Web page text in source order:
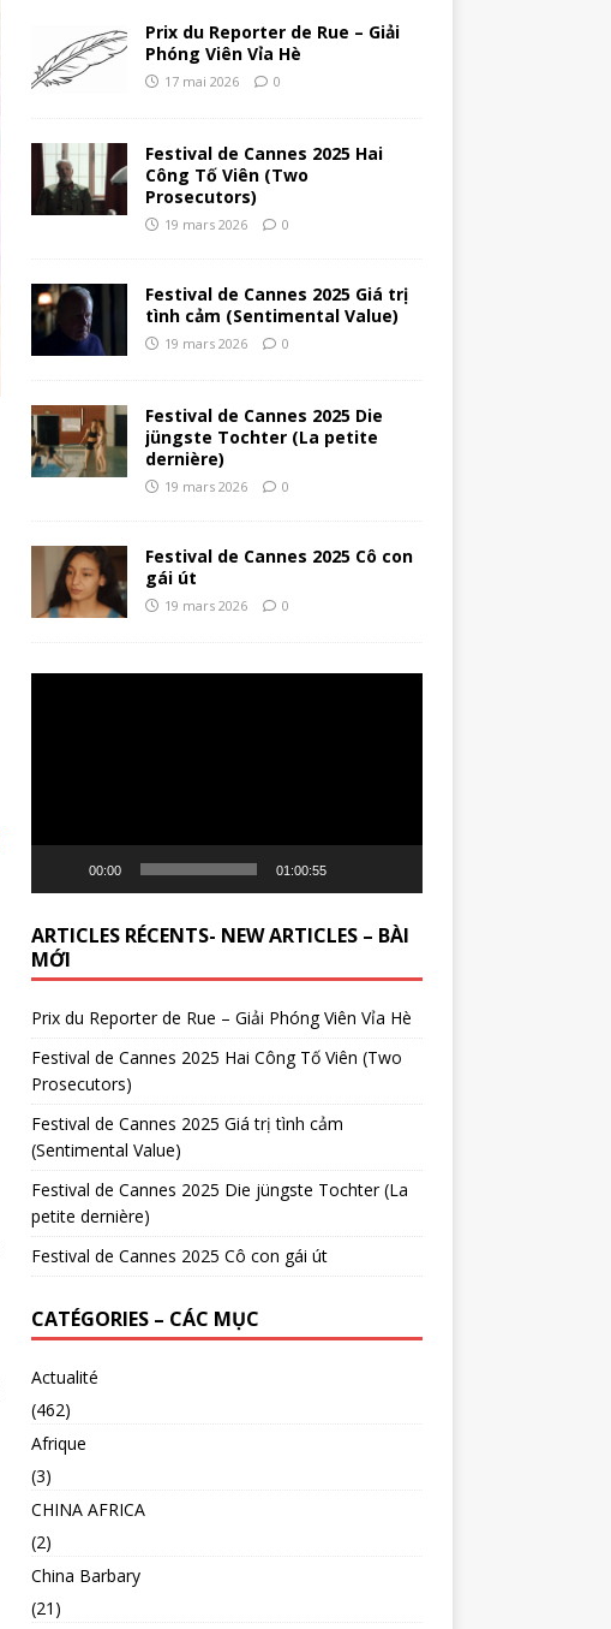
Prix du Reporter de Rue – Giải
Phóng Viên Vỉa Hè
17 mai 2026 0
Festival de Cannes 2025 Hai
Công Tố Viên (Two
Prosecutors)
19 mars 2026 0
Festival de Cannes 2025 Giá trị
tình cảm (Sentimental Value)
19 mars 2026 0
Festival de Cannes 2025 Die
jüngste Tochter (La petite
dernière)
19 mars 2026 0
Festival de Cannes 2025 Cô con
gái út
19 mars 2026 0
00:00 01:00:55
ARTICLES RÉCENTS- NEW ARTICLES – BÀI
MỚI
Prix du Reporter de Rue – Giải Phóng Viên Vỉa Hè
Festival de Cannes 2025 Hai Công Tố Viên (Two
Prosecutors)
Festival de Cannes 2025 Giá trị tình cảm
(Sentimental Value)
Festival de Cannes 2025 Die jüngste Tochter (La
petite dernière)
Festival de Cannes 2025 Cô con gái út
CATÉGORIES – CÁC MỤC
Actualité
(462)
Afrique
(3)
CHINA AFRICA
(2)
China Barbary
(21)